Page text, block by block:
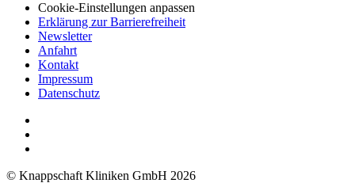
Cookie-Einstellungen anpassen
Erklärung zur Barrierefreiheit
Newsletter
Anfahrt
Kontakt
Impressum
Datenschutz
© Knappschaft Kliniken GmbH 2026